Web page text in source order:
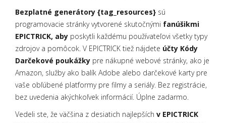
Bezplatné generátory {tag_resources} sú
programovacie stránky vytvorené skutočnými fanúšikmi
EPICTRICK, aby poskytli každému používateľovi všetky typy
zdrojov a pomôcok. V EPICTRICK tiež nájdete účty Kódy
Darčekové poukážky pre nákupné webové stránky, ako je
Amazon, služby ako balík Adobe alebo darčekové karty pre
vaše obľúbené platformy pre filmy a seriály. Bez registrácie,
bez uvedenia akýchkoľvek informácií. Úplne zadarmo.
Vedeli ste, že väčšina z desiatich najlepších v EPICTRICK